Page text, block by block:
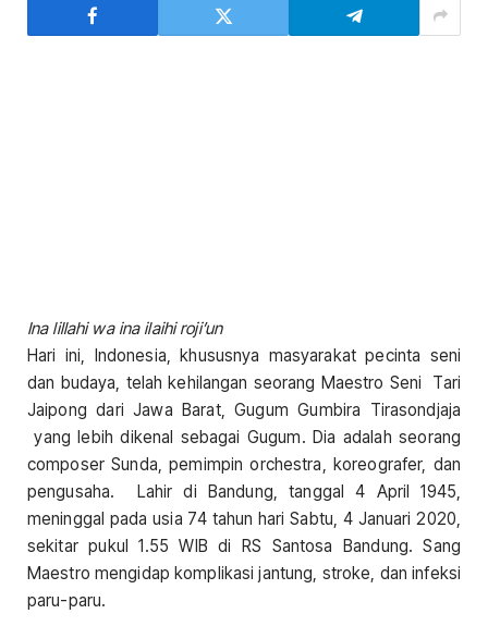
Ina lillahi wa ina ilaihi roji’un
Hari ini, Indonesia, khususnya masyarakat pecinta seni
dan budaya, telah kehilangan seorang Maestro Seni Tari
Jaipong dari Jawa Barat, Gugum Gumbira Tirasondjaja
yang lebih dikenal sebagai Gugum. Dia adalah seorang
composer Sunda, pemimpin orchestra, koreografer, dan
pengusaha. Lahir di Bandung, tanggal 4 April 1945,
meninggal pada usia 74 tahun hari Sabtu, 4 Januari 2020,
sekitar pukul 1.55 WIB di RS Santosa Bandung. Sang
Maestro mengidap komplikasi jantung, stroke, dan infeksi
paru-paru.